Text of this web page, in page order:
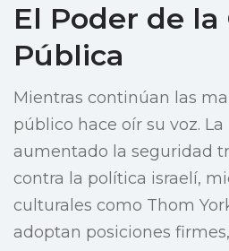
El Poder de
Pública
Mientras continúan las
público hace oír su voz.
aumentado la seguridad
contra la política israelí,
culturales como Thom
adoptan posiciones